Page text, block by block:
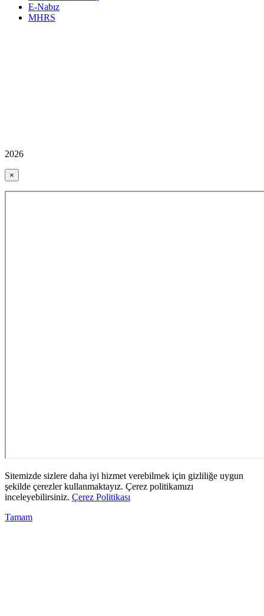
E-Nabız
MHRS
2026
×
Sitemizde sizlere daha iyi hizmet verebilmek için gizliliğe uygun
şekilde çerezler kullanmaktayız. Çerez politikamızı
inceleyebilirsiniz. Çerez Politikası
Tamam